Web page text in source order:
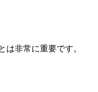
は非常に重要です。